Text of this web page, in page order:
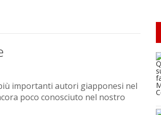
importanti autori giapponesi nel
poco conosciuto nel nostro